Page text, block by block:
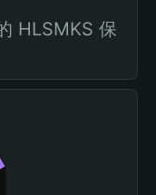
HLSMKS 保